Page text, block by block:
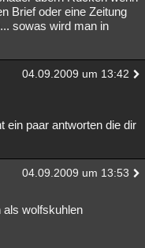
Brief oder eine Zeitung
sowas wird man in
04.09.2009 um 13:42
ein paar antworten die dir
04.09.2009 um 13:53
als wolfskuhlen